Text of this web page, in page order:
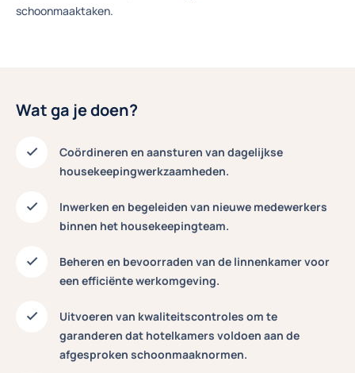
schoonmaaktaken.
Wat ga je doen?
Coördineren en aansturen van dagelijkse
housekeepingwerkzaamheden.
Inwerken en begeleiden van nieuwe medewerkers
binnen het housekeepingteam.
Beheren en bevoorraden van de linnenkamer voor
een efficiënte werkomgeving.
Uitvoeren van kwaliteitscontroles om te
garanderen dat hotelkamers voldoen aan de
afgesproken schoonmaaknormen.